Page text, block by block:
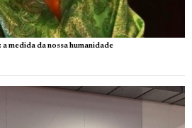
medida da nossa humanidade